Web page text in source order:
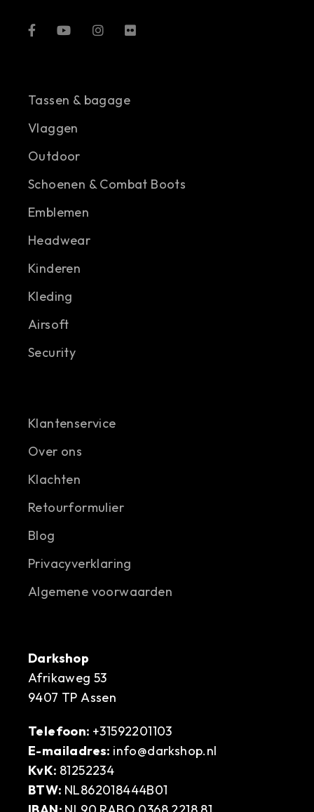
Tassen & bagage
Vlaggen
Outdoor
Schoenen & Combat Boots
Emblemen
Headwear
Kinderen
Kleding
Airsoft
Security
Klantenservice
Over ons
Klachten
Retourformulier
Blog
Privacyverklaring
Algemene voorwaarden
Darkshop
Afrikaweg 53
9407 TP Assen
Telefoon: +31592201103
E-mailadres: info@darkshop.nl
KvK: 81252234
BTW: NL862018444B01